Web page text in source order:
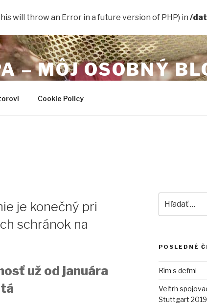
will throw an Error in a future version of PHP) in /
– MÔJ OSOBNÝ
Cookie Policy
je konečný pri
schránok na
už od januára
POSLEDNÉ
Rím s deťmi
Veľtrh
Stuttgart 2019